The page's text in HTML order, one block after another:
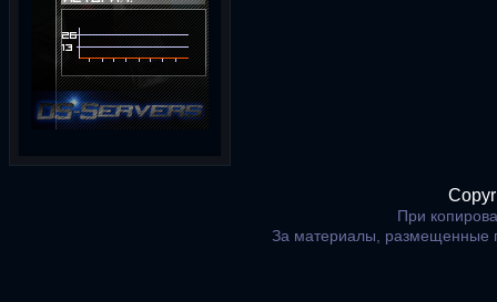
При
За материалы, размещенные